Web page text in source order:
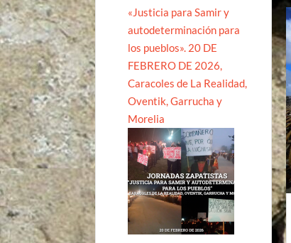
«Justicia para Samir y
autodeterminación para
los pueblos». 20 DE
FEBRERO DE 2026,
Caracoles de La Realidad,
Oventik, Garrucha y
Morelia